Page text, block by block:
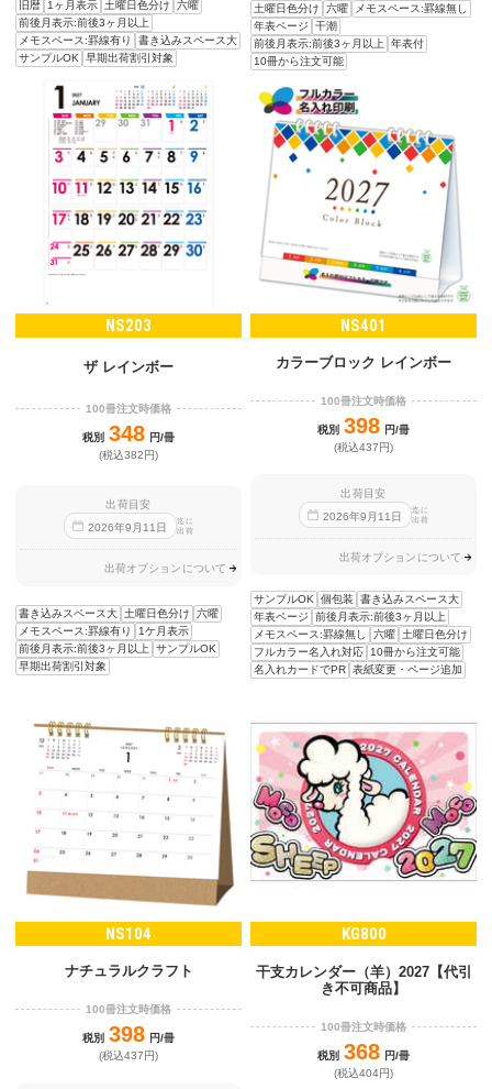
旧暦 1ヶ月表示 土曜日色分け
六曜
前後月表示:前後3ヶ月以上
メモスペース:罫線有り
書き込みスペース大
サンプルOK
早期出荷割引対象
土曜日色分け
六曜
メモスペース:罫線無し
年表ページ
干潮
前後月表示:前後3ヶ月以上 年表付
10冊から注文可能
NS203
ザ レインボー
100冊注文時価格
税別 348 円/冊
(税込382円)
出荷目安
2026年9 月 11 日
迄に
出荷
出荷オプションについて
書き込みスペース大 土曜日色分け
六曜
メモスペース:罫線有り
1ケ月表示
前後月表示:前後3ヶ月以上
サンプルOK
早期出荷割引対象
NS401
カラーブロック レインボー
100冊注文時価格
税別 398 円/冊
(税込437円)
出荷目安
2026年9 月11 日
迄に
出荷
出荷オプションについて
サンプルOK 個包装
書き込みスペース大
年表ページ
前後月表示:前後3ヶ月以上
メモスペース:罫線無し
六曜 土曜日色分け
フルカラー名入れ対応 10冊から注文可能
名入れカードでPR 表紙変更・ページ追加
NS104
ナチュラルクラフト
100冊注文時価格
税別 398 円/冊
(税込437円)
KG800
干支カレンダー（羊）2027【代引
き不可商品】
100冊注文時価格
税別 368 円/冊
(税込404円)